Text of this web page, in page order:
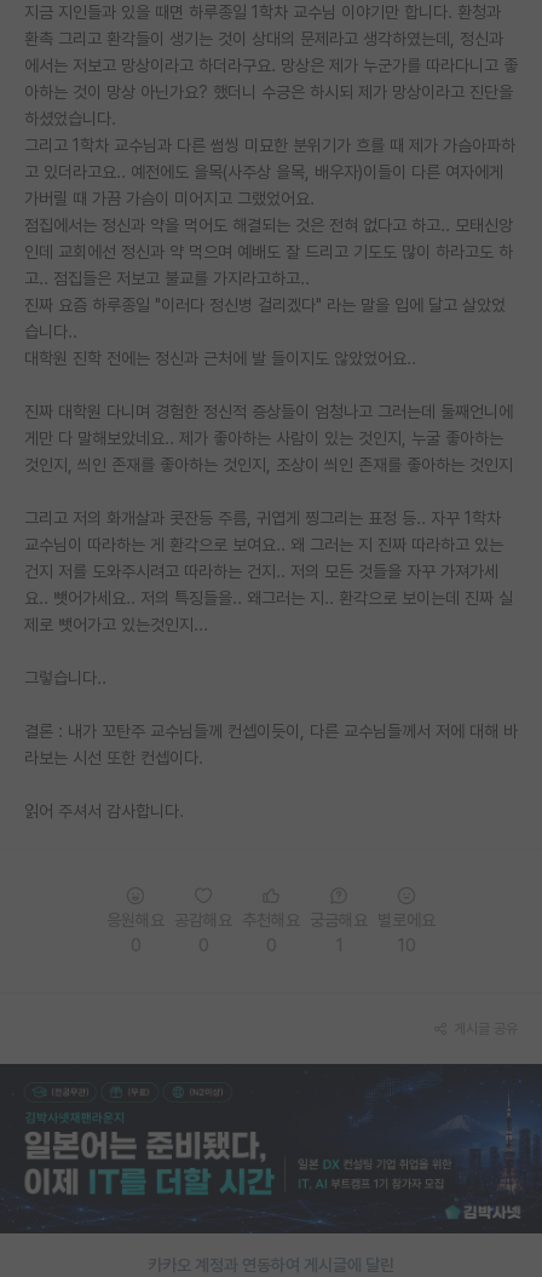
지금 지인들과 있을 때면 하루종일 1학차 교수님 이야기만 합니다. 환청과
환촉 그리고 환각들이 생기는 것이 상대의 문제라고 생각하였는데, 정신과
에서는 저보고 망상이라고 하더라구요. 망상은 제가 누군가를 따라다니고 좋
아하는 것이 망상 아닌가요? 했더니 수긍은 하시되 제가 망상이라고 진단을
하셨었습니다.
그리고 1학차 교수님과 다른 썸씽 미묘한 분위기가 흐를 때 제가 가슴아파하
고 있더라고요.. 예전에도 을목(사주상 을목, 배우자)이들이 다른 여자에게
가버릴 때 가끔 가슴이 미어지고 그랬었어요.
점집에서는 정신과 약을 먹어도 해결되는 것은 전혀 없다고 하고.. 모태신앙
인데 교회에선 정신과 약 먹으며 예배도 잘 드리고 기도도 많이 하라고도 하
고.. 점집들은 저보고 불교를 가지라고하고..
진짜 요즘 하루종일 "이러다 정신병 걸리겠다" 라는 말을 입에 달고 살았었
습니다..
대학원 진학 전에는 정신과 근처에 발 들이지도 않았었어요..
진짜 대학원 다니며 경험한 정신적 증상들이 엄청나고 그러는데 둘째언니에
게만 다 말해보았네요.. 제가 좋아하는 사람이 있는 것인지, 누굴 좋아하는
것인지, 씌인 존재를 좋아하는 것인지, 조상이 씌인 존재를 좋아하는 것인지
그리고 저의 화개살과 콧잔등 주름, 귀엽게 찡그리는 표정 등.. 자꾸 1학차
교수님이 따라하는 게 환각으로 보여요.. 왜 그러는 지 진짜 따라하고 있는
건지 저를 도와주시려고 따라하는 건지.. 저의 모든 것들을 자꾸 가져가세
요.. 뺏어가세요.. 저의 특징들을.. 왜그러는 지.. 환각으로 보이는데 진짜 실
제로 뺏어가고 있는것인지...
그렇습니다..
결론 : 내가 꼬탄주 교수님들께 컨셉이듯이, 다른 교수님들께서 저에 대해 바
라보는 시선 또한 컨셉이다.
읽어 주셔서 감사합니다.
카카오 계정과 연동하여 게시글에 달린